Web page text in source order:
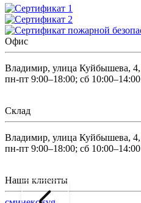
Офис
Владимир, улица Куйбышева, 4,
пн-пт 9:00–18:00; сб 10:00–14:00
Склад
Владимир, улица Куйбышева, 4,
пн-пт 9:00–18:00; сб 10:00–14:00
Наши клиенты